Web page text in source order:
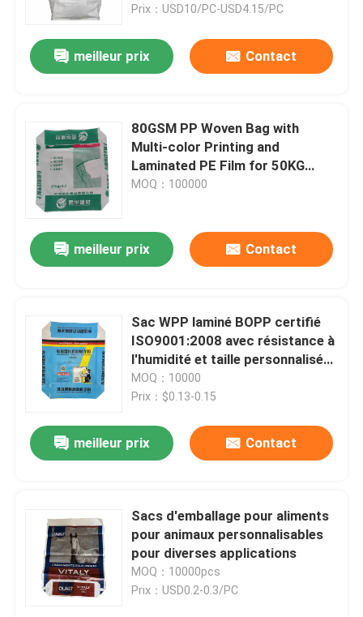
Prix：USD10/PC-USD4.15/PC
meilleur prix Contact
80GSM PP Woven Bag with
Multi-color Printing and
Laminated PE Film for 50KG
Cement and Gypsum Powder
MOQ：100000
meilleur prix Contact
Sac WPP laminé BOPP certifié
ISO9001:2008 avec résistance à
l'humidité et taille personnalisée
acceptée pour adhésif pour
carrelage et enduit de lissage
MOQ：10000
Prix：$0.13-0.15
meilleur prix Contact
Sacs d'emballage pour aliments
pour animaux personnalisables
pour diverses applications
MOQ：10000pcs
Prix：USD0.2-0.3/PC